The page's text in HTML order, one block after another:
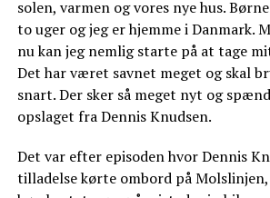
solen, varmen og vores nye hus.
to uger og jeg er hjemme i Danmark.
nu kan jeg nemlig starte på at tage
Det har været savnet meget og skal
snart. Der sker så meget nyt og
opslaget fra Dennis Knudsen.
Det var efter episoden hvor Dennis
tilladelse kørte ombord på